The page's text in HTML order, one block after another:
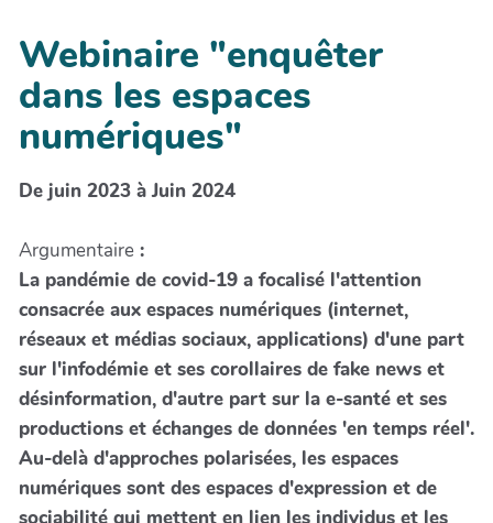
Webinaire "enquêter
dans les espaces
numériques"
De juin 2023 à Juin 2024
Argumentaire :
La pandémie de covid-19 a focalisé l'attention
consacrée aux espaces numériques (internet,
réseaux et médias sociaux, applications) d'une part
sur l'infodémie et ses corollaires de fake news et
désinformation, d'autre part sur la e-santé et ses
productions et échanges de données 'en temps réel'.
Au-delà d'approches polarisées, les espaces
numériques sont des espaces d'expression et de
sociabilité qui mettent en lien les individus et les